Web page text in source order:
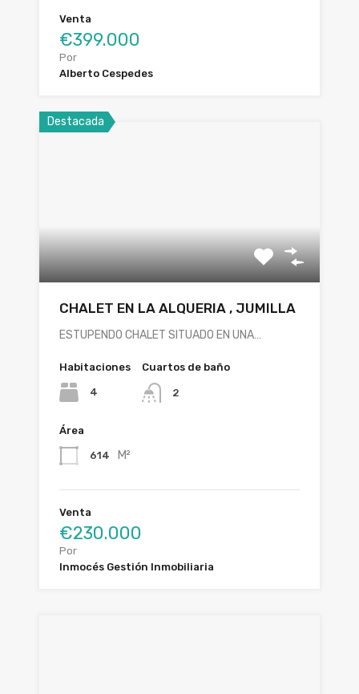
Venta
€399.000
Por
Alberto Cespedes
Destacada
CHALET EN LA ALQUERIA , JUMILLA
ESTUPENDO CHALET SITUADO EN UNA…
Habitaciones
4
Cuartos de baño
2
Área
614 M²
Venta
€230.000
Por
Inmocés Gestión Inmobiliaria